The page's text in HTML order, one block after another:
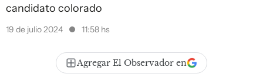
candidato colorado
19 de julio 2024 11:58 hs
Agregar El Observador en